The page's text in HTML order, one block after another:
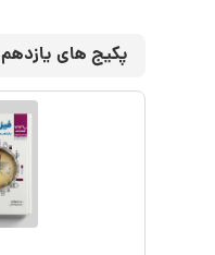
پکیج های یازدهم